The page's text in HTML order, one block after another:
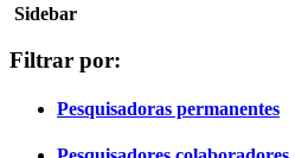
Sidebar
Filtrar por:
Pesquisadoras permanentes